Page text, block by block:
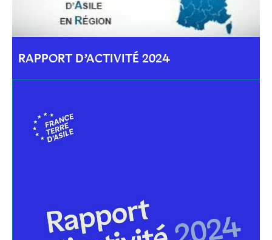
RAPPORT D’ACTIVITÉ 2024